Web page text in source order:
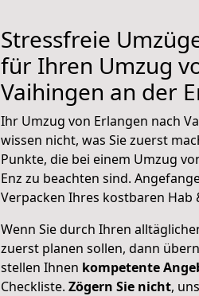
Stressfreie
für Ihren Umzug
Vaihingen an der
Ihr Umzug von Erlangen nach
wissen nicht, was Sie zuerst
Punkte, die bei einem Umzug
Enz zu beachten sind.
Verpacken Ihres kostbaren Hab
Wenn Sie durch Ihren
zuerst planen sollen, dann
stellen Ihnen kompetente
Checkliste. Zögern Sie nicht,